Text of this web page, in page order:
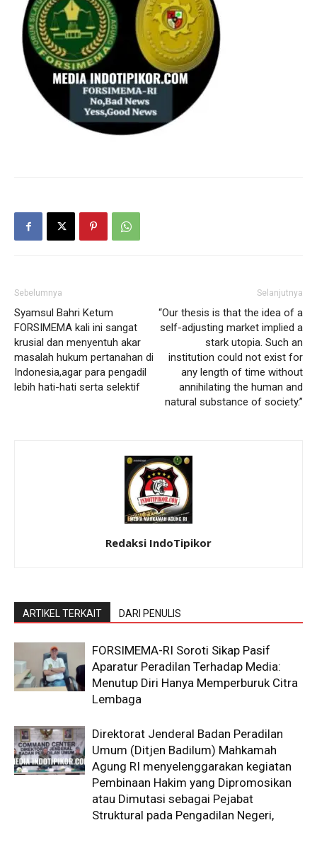
Sebelumnya
Syamsul Bahri Ketum
FORSIMEMA kali ini sangat
krusial dan menyentuh akar
masalah hukum pertanahan di
Indonesia,agar para pengadil
lebih hati-hati serta selektif
Selanjutnya
“Our thesis is that the idea of a
self-adjusting market implied a
stark utopia. Such an
institution could not exist for
any length of time without
annihilating the human and
natural substance of society.”
Redaksi IndoTipikor
ARTIKEL TERKAIT DARI PENULIS
​FORSIMEMA-RI Soroti Sikap Pasif
Aparatur Peradilan Terhadap Media:
Menutup Diri Hanya Memperburuk Citra
Lembaga
Direktorat Jenderal Badan Peradilan
Umum (Ditjen Badilum) Mahkamah
Agung RI menyelenggarakan kegiatan
Pembinaan Hakim yang Dipromosikan
atau Dimutasi sebagai Pejabat
Struktural pada Pengadilan Negeri,